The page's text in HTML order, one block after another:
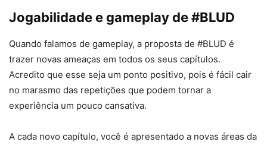
Jogabilidade e gameplay de #BLUD
Quando falamos de gameplay, a proposta de #BLUD é
trazer novas ameaças em todos os seus capítulos.
Acredito que esse seja um ponto positivo, pois é fácil cair
no marasmo das repetições que podem tornar a
experiência um pouco cansativa.
A cada novo capítulo, você é apresentado a novas áreas da